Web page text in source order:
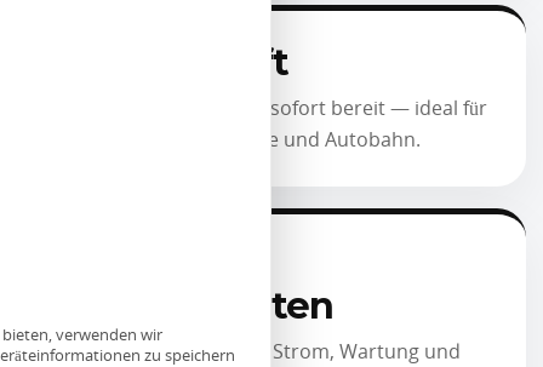
verwenden wir
zu speichern
Direkte Kraft
Das Drehmoment steht sofort bereit — ideal für
Stadtverkehr, Landstraße und Autobahn.
Betriebskosten
Je nach Nutzung können Strom, Wartung und